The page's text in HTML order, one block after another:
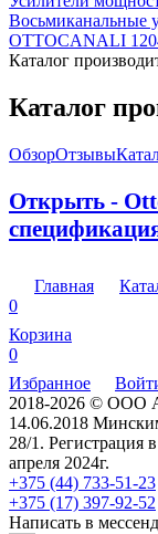
Восьмиканальные
OTTOCANALI
Каталог
Каталог
ОбзорОтзывы
Открыть -
Главная
0
Корзина
0
Избранное
2018-2026 © ООО
14.06.2018
28/1. Регистрация
апреля 2024г.
+375 (44) 733-51-23
+375 (17) 397-92-52
Написать в